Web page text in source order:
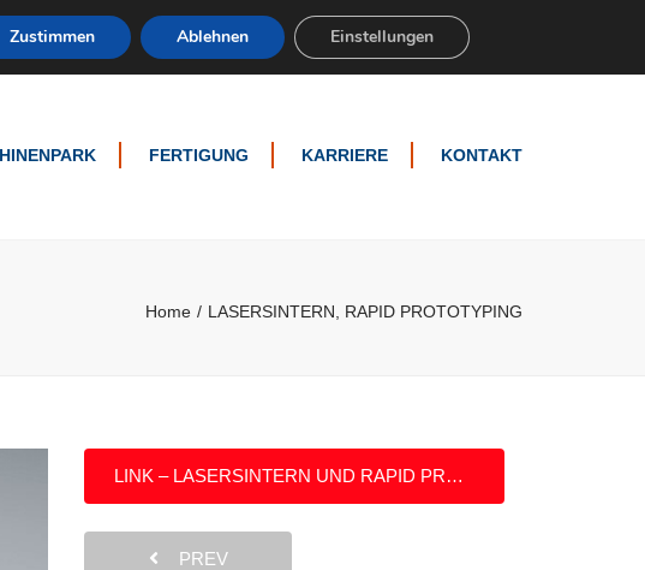
Blechbearbeitung Lasertechnik + Werkzeugbau Formenbau
FERTIGUNG
LASERSINTERN, RAPID
LASERBEARBEITUNG
STANZ-,
UMFORMTECHNIK
KARRIERE KONTAKT
Home LASERSINTERN, RAPID PROTOTYPING
LINK – LASERSINTERN UND RAPID PROTOTYPING
PREV
Zustimmen Ablehnen Einstellungen